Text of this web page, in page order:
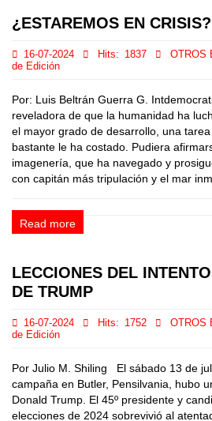
¿ESTAREMOS EN CRISIS?
16-07-2024 Hits: 1837 OTROS
de Edición
Por: Luis Beltrán Guerra G.
reveladora de que la humanidad ha
el mayor grado de desarrollo, una
bastante le ha costado. Pudiera
imagenería, que ha navegado y
con capitán más tripulación y el mar
Read more
LECCIONES DEL
DE TRUMP
16-07-2024 Hits: 1752 OTROS
de Edición
Por Julio M. Shiling El sábado 13 de
campaña en Butler, Pensilvania, hubo
Donald Trump. El 45º presidente y
elecciones de 2024 sobrevivió al